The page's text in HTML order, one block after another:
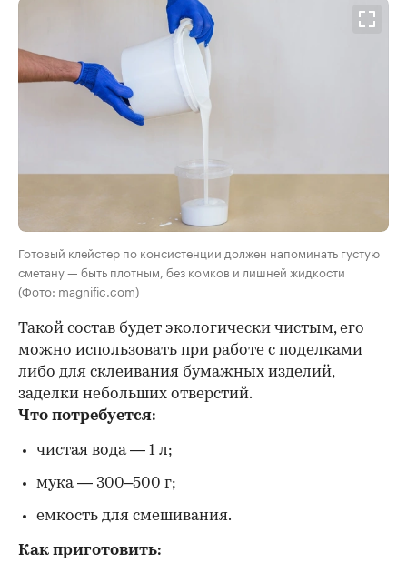
Готовый клейстер по консистенции должен напоминать густую
сметану — быть плотным, без комков и лишней жидкости
(Фото: magnific.com)
Такой состав будет экологически чистым, его
можно использовать при работе с поделками
либо для склеивания бумажных изделий,
заделки небольших отверстий.
Что потребуется:
чистая вода — 1 л;
мука — 300–500 г;
емкость для смешивания.
Как приготовить: